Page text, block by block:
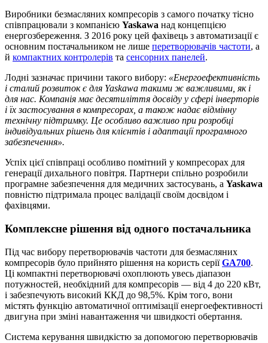
Виробники безмасляних компресорів з самого початку тісно
співпрацювали з компанією Yaskawa над концепцією
енергозбереження. З 2016 року цей фахівець з автоматизації є
основним постачальником не лише перетворювачів частоти, а
й компактних контролерів та сенсорних панелей.
Лодні зазначає причини такого вибору: «Енергоефективність
і сталий розвиток є для Yaskawa такими ж важливими, як і
для нас. Компанія має десятиліття досвіду у сфері інверторів
і їх застосування в компресорах, а також надає відмінну
технічну підтримку. Це особливо важливо при розробці
індивідуальних рішень для клієнтів і адаптації програмного
забезпечення».
Успіх цієї співпраці особливо помітний у компресорах для
генерації дихального повітря. Партнери спільно розробили
програмне забезпечення для медичних застосувань, а Yaskawa
повністю підтримала процес валідації своїм досвідом і
фахівцями.
Комплексне рішення від одного постачальника
Під час вибору перетворювачів частоти для безмасляних
компресорів було прийнято рішення на користь серіїGA700.
Ці компактні перетворювачі охоплюють увесь діапазон
потужностей, необхідний для компресорів — від 4 до 220 кВт,
і забезпечують високий ККД до 98,5%. Крім того, вони
містять функцію автоматичної оптимізації енергоефективності
двигуна при зміні навантаження чи швидкості обертання.
Система керування швидкістю за допомогою перетворювачів